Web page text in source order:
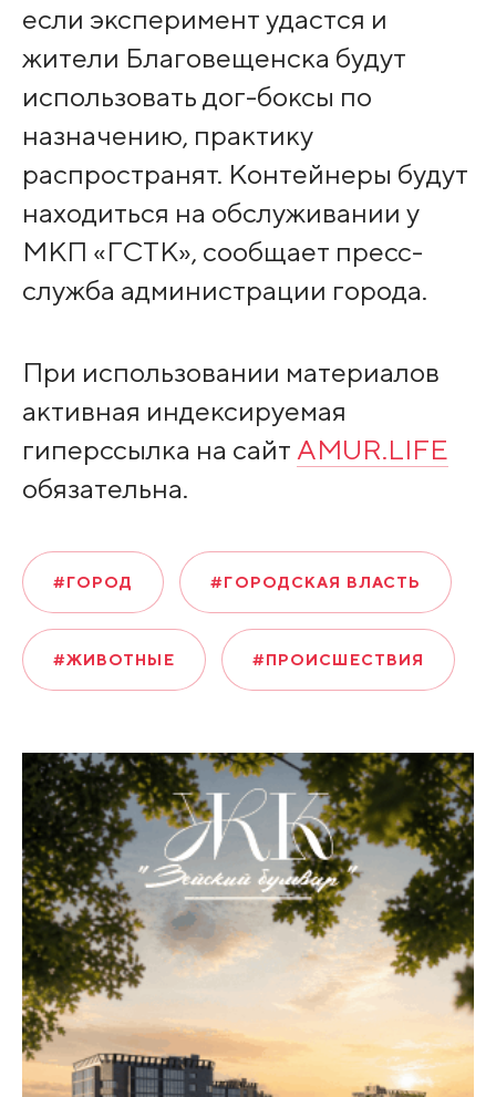
если эксперимент удастся и
жители Благовещенска будут
использовать дог-боксы по
назначению, практику
распространят. Контейнеры будут
находиться на обслуживании у
МКП «ГСТК», сообщает пресс-
служба администрации города.
При использовании материалов
активная индексируемая
гиперссылка на сайт AMUR.LIFE
обязательна.
#ГОРОД #ГОРОДСКАЯ ВЛАСТЬ
#ЖИВОТНЫЕ #ПРОИСШЕСТВИЯ